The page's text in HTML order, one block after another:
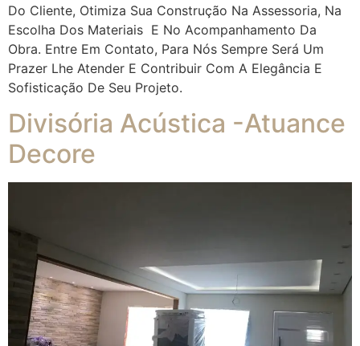
Do Cliente, Otimiza Sua Construção Na Assessoria, Na
Escolha Dos Materiais E No Acompanhamento Da
Obra. Entre Em Contato, Para Nós Sempre Será Um
Prazer Lhe Atender E Contribuir Com A Elegância E
Sofisticação De Seu Projeto.
Divisória Acústica -Atuance
Decore